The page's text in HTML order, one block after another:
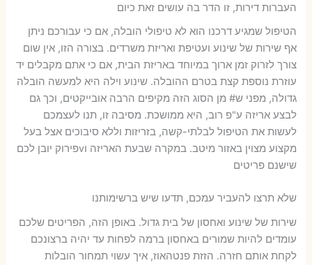
העברות דירות, זו הדר בה עושים זאת כיום
הטיפול שמגיע דרכנו הוא לא טיפולי הובלה, אם כי עבורכם ניתן
אף שירות של שינוע ועטיפת ואריזת משרדים. בצורה הזו, אין שום
צורך לזרוק זמן ארוך במיוחד באריזת הבית, אם כי אתם מקבלים יד
עוזרת נוספת קצת בטרם ההובלה. שינוע וילה היא למעשה הובלה
גדולה, מפני ש# מן הסוג הזה מקיפים הרבה אובייקטים, וכך גם
לבצע אריזה ע"פ רוב, היא ממושכת. מסיבה זו, תנו לעצמכם
לעשות את הטיפול לבלתי-קשה, בזריזות וללא סיבוכים אצל בעל
מקצוע מצוין באזור מיטב. במקרה שבעת האריזה וvפירוק יובן לכם
שישנם פריטים
שלא תרצו להעביר עמכם, תדעו שיש ברשימותנו
שירות של שינוע ואחסון של בית גדול. באופן הזה, הפריטים שלכם
עומדים להיות שמורים באחסון ברמה לפחות עד יהיה ברצונכם
לקחת אותם חזרה. הזזת פנטהאוז, איך עשוי תמחור הובלות